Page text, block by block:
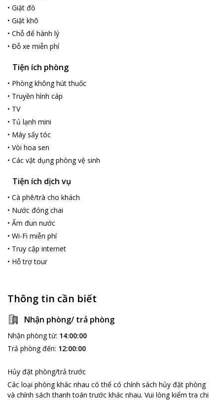
• Giặt đồ
• Giặt khô
• Chỗ để hành lý
• Đỗ xe miễn phí
Tiện ích phòng
• Phòng không hút thuốc
• Truyền hình cáp
• TV
• Tủ lạnh mini
• Máy sấy tóc
• Vòi hoa sen
• Các vật dụng phòng vệ sinh
Tiện ích dịch vụ
• Cà phê/trà cho khách
• Nước đóng chai
• Ấm đun nước
• Wi-Fi miễn phí
• Truy cập internet
• Hỗ trợ tour
Thông tin cần biết
Nhận phòng/ trả phòng
Nhận phòng từ: 14:00:00
Trả phòng đến: 12:00:00
Hủy đặt phòng/trả trước
Các loại phòng khác nhau có thể có chính sách hủy đặt phòng
và chính sách thanh toán trước khác nhau. Vui lòng kiểm tra chi